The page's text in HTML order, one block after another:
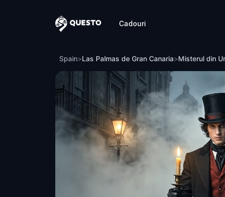
Questo
Cadouri
Misterul din Umbre: Moartea Bellei
Spain>Las Palmas de Gran Canaria>